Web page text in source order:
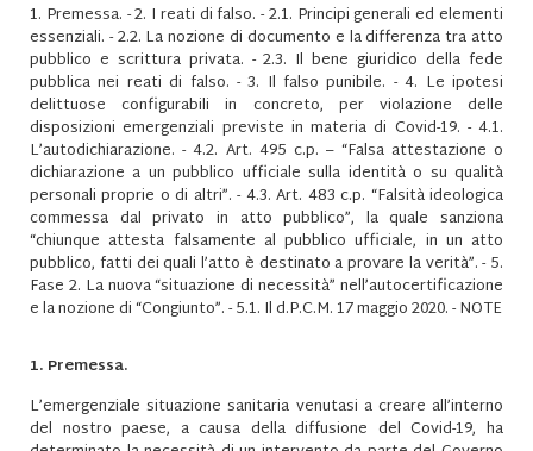
1. Premessa. - 2. I reati di falso. - 2.1. Principi generali ed elementi
essenziali. - 2.2. La nozione di documento e la differenza tra atto
pubblico e scrittura privata. - 2.3. Il bene giuridico della fede
pubblica nei reati di falso. - 3. Il falso punibile. - 4. Le ipotesi
delittuose configurabili in concreto, per violazione delle
disposizioni emergenziali previste in materia di Covid-19. - 4.1.
L’autodichiarazione. - 4.2. Art. 495 c.p. – “Falsa attestazione o
dichiarazione a un pubblico ufficiale sulla identità o su qualità
personali proprie o di altri”. - 4.3. Art. 483 c.p. “Falsità ideologica
commessa dal privato in atto pubblico”, la quale sanziona
“chiunque attesta falsamente al pubblico ufficiale, in un atto
pubblico, fatti dei quali l’atto è destinato a provare la verità”. - 5.
Fase 2. La nuova “situazione di necessità” nell’autocertificazione
e la nozione di “Congiunto”. - 5.1. Il d.P.C.M. 17 maggio 2020. - NOTE
1. Premessa.
L’emergenziale situazione sanitaria venutasi a creare all’interno
del nostro paese, a causa della diffusione del Covid-19, ha